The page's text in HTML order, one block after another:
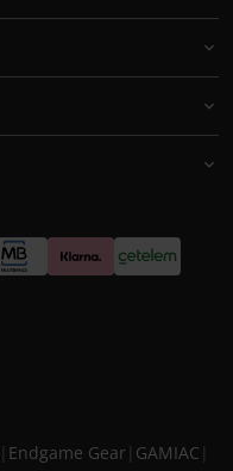
Endgame Gear GAMIAC